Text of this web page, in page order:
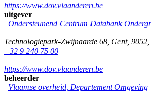
https://www.dov.vlaanderen.be
uitgever
Ondersteunend Centrum Databank
Technologiepark-Zwijnaarde 68 Gent, 9052
+32 9 240 75 00
https://www.dov.vlaanderen.be
beheerder
Vlaamse overheid, Departement Omgeving